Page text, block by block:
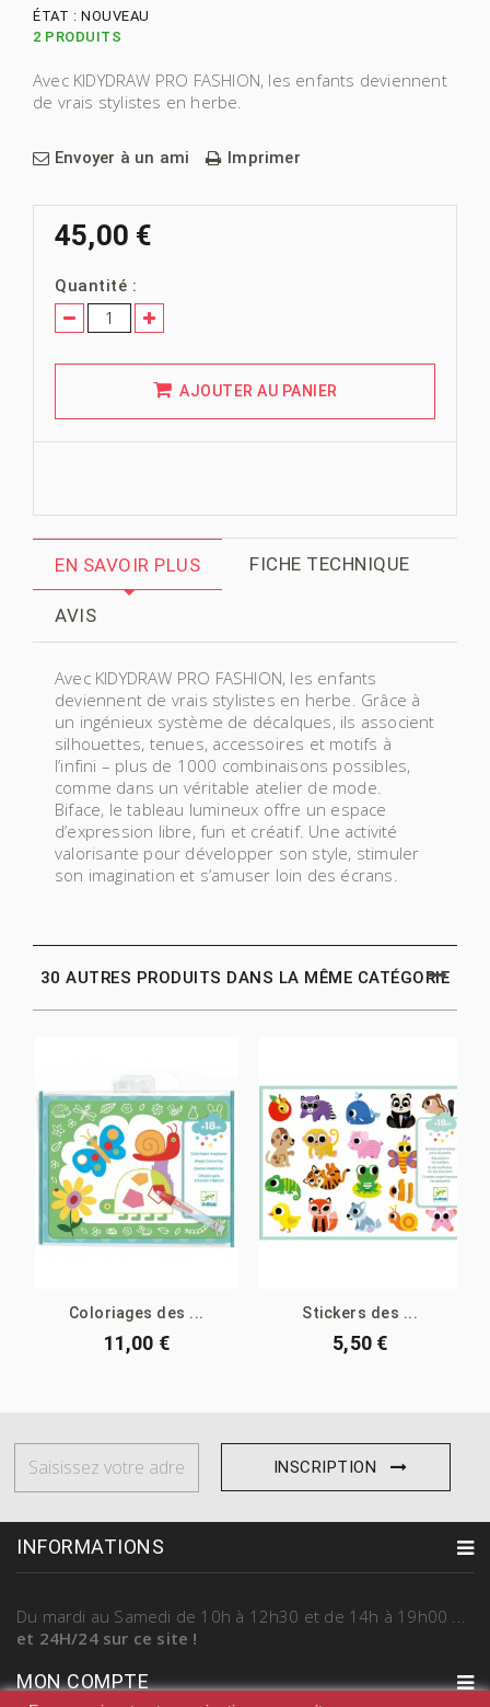
ÉTAT : NOUVEAU
2 PRODUITS
Avec KIDYDRAW PRO FASHION, les enfants deviennent
de vrais stylistes en herbe.
Envoyer à un ami Imprimer
45,00 €
Quantité :
AJOUTER AU PANIER
EN SAVOIR PLUS FICHE TECHNIQUE
AVIS
Avec KIDYDRAW PRO FASHION, les enfants
deviennent de vrais stylistes en herbe. Grâce à
un ingénieux système de décalques, ils associent
silhouettes, tenues, accessoires et motifs à
l’infini – plus de 1000 combinaisons possibles,
comme dans un véritable atelier de mode.
Biface, le tableau lumineux offre un espace
d’expression libre, fun et créatif. Une activité
valorisante pour développer son style, stimuler
son imagination et s’amuser loin des écrans.
30 AUTRES PRODUITS DANS LA MÊME CATÉGORIE
Coloriages des ...
11,00 €
Stickers des ...
5,50 €
INSCRIPTION
INFORMATIONS
Du mardi au Samedi de 10h à 12h30 et de 14h à 19h00
et 24H/24 sur ce site !
MON COMPTE